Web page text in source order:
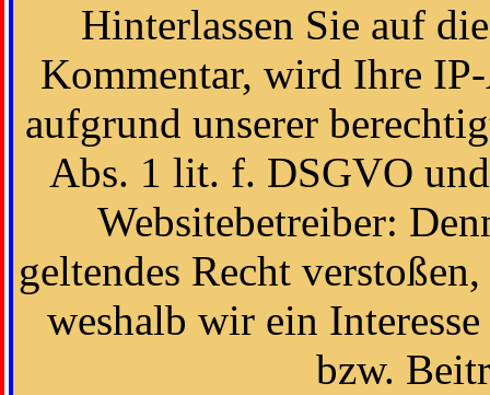
Hinterlassen Sie auf
Kommentar, wird Ihre
aufgrund unserer
Abs. 1 lit. f. DSGVO
Websitebetreiber:
geltendes Recht
weshalb wir ein
bzw.